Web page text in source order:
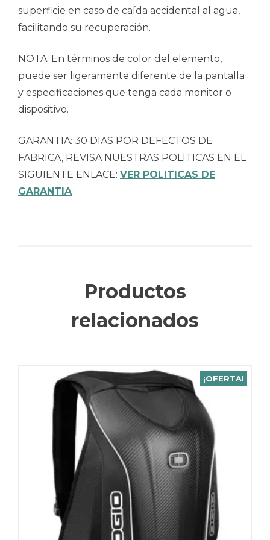
superficie en caso de caída accidental al agua,
facilitando su recuperación.
NOTA: En términos de color del elemento,
puede ser ligeramente diferente de la pantalla
y especificaciones que tenga cada monitor o
dispositivo.
GARANTIA: 30 DIAS POR DEFECTOS DE
FABRICA, REVISA NUESTRAS POLITICAS EN EL
SIGUIENTE ENLACE: VER POLITICAS DE
GARANTIA
Productos
relacionados
¡OFERTA!